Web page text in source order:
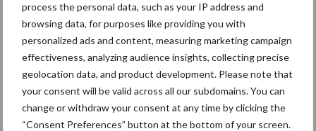
process the personal data, such as your IP address and
browsing data, for purposes like providing you with
personalized ads and content, measuring marketing campaign
effectiveness, analyzing audience insights, collecting precise
geolocation data, and product development. Please note that
your consent will be valid across all our subdomains. You can
change or withdraw your consent at any time by clicking the
“Consent Preferences” button at the bottom of your screen.
Maak uw keuze
Machines Duurzaamheid